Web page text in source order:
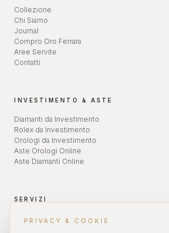
PRIVACY & COOKIE
Collezione
Chi Siamo
Journal
Compro Oro Ferrara
Aree Servite
Contatti
INVESTIMENTO & ASTE
Diamanti da Investimento
Rolex da Investimento
Orologi da Investimento
Aste Orologi Online
Aste Diamanti Online
SERVIZI
Valutazione Orologi